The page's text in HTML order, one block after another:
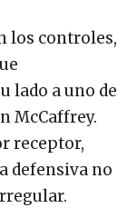
los controles,
lado a uno de
McCaffrey.
receptor,
defensiva no